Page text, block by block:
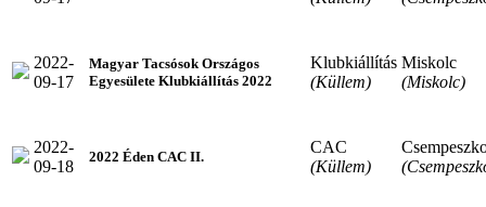
2022-
09-17
Magyar Tacsósok Országos
Egyesülete Klubkiállítás 2022
Klubkiállítás
(Küllem)
Miskolc
(Miskolc)
2022-
09-18
2022 Éden CAC II.
CAC
(Küllem)